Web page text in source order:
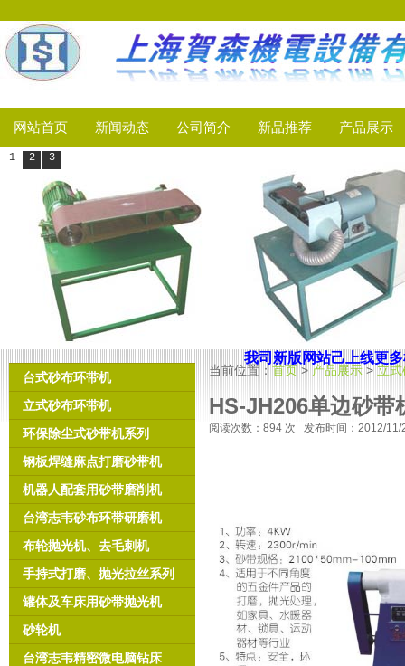
网站首页 新闻动态 公司简介 新品推荐 产品展示
1 2 3
台式砂布环带机
立式砂布环带机
环保除尘式砂带机系列
钢板焊缝麻点打磨砂带机
机器人配套用砂带磨削机
台湾志韦砂布环带研磨机
布轮抛光机、去毛刺机
手持式打磨、抛光拉丝系列
罐体及车床用砂带抛光机
砂轮机
台湾志韦精密微电脑钻床
当前位置： 首页 > 产品展示 > 立
HS-JH206单边砂带
阅读次数： 894 次 发布时间：2012/11/
我司新版网站己上线更多